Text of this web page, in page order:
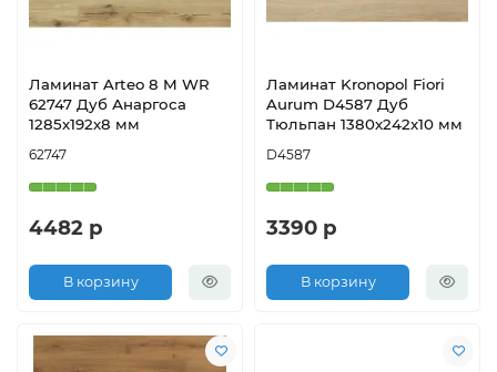
Ламинат Arteo 8 M WR
62747 Дуб Анаргоса
1285х192х8 мм
62747
4482 р
В корзину
Ламинат Kronopol Fiori
Aurum D4587 Дуб
Тюльпан 1380х242х10 мм
D4587
3390 р
В корзину